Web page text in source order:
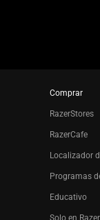
Comprar
RazerStores
RazerCafe
Localizador
Programas
Educativo
Solo en Razer